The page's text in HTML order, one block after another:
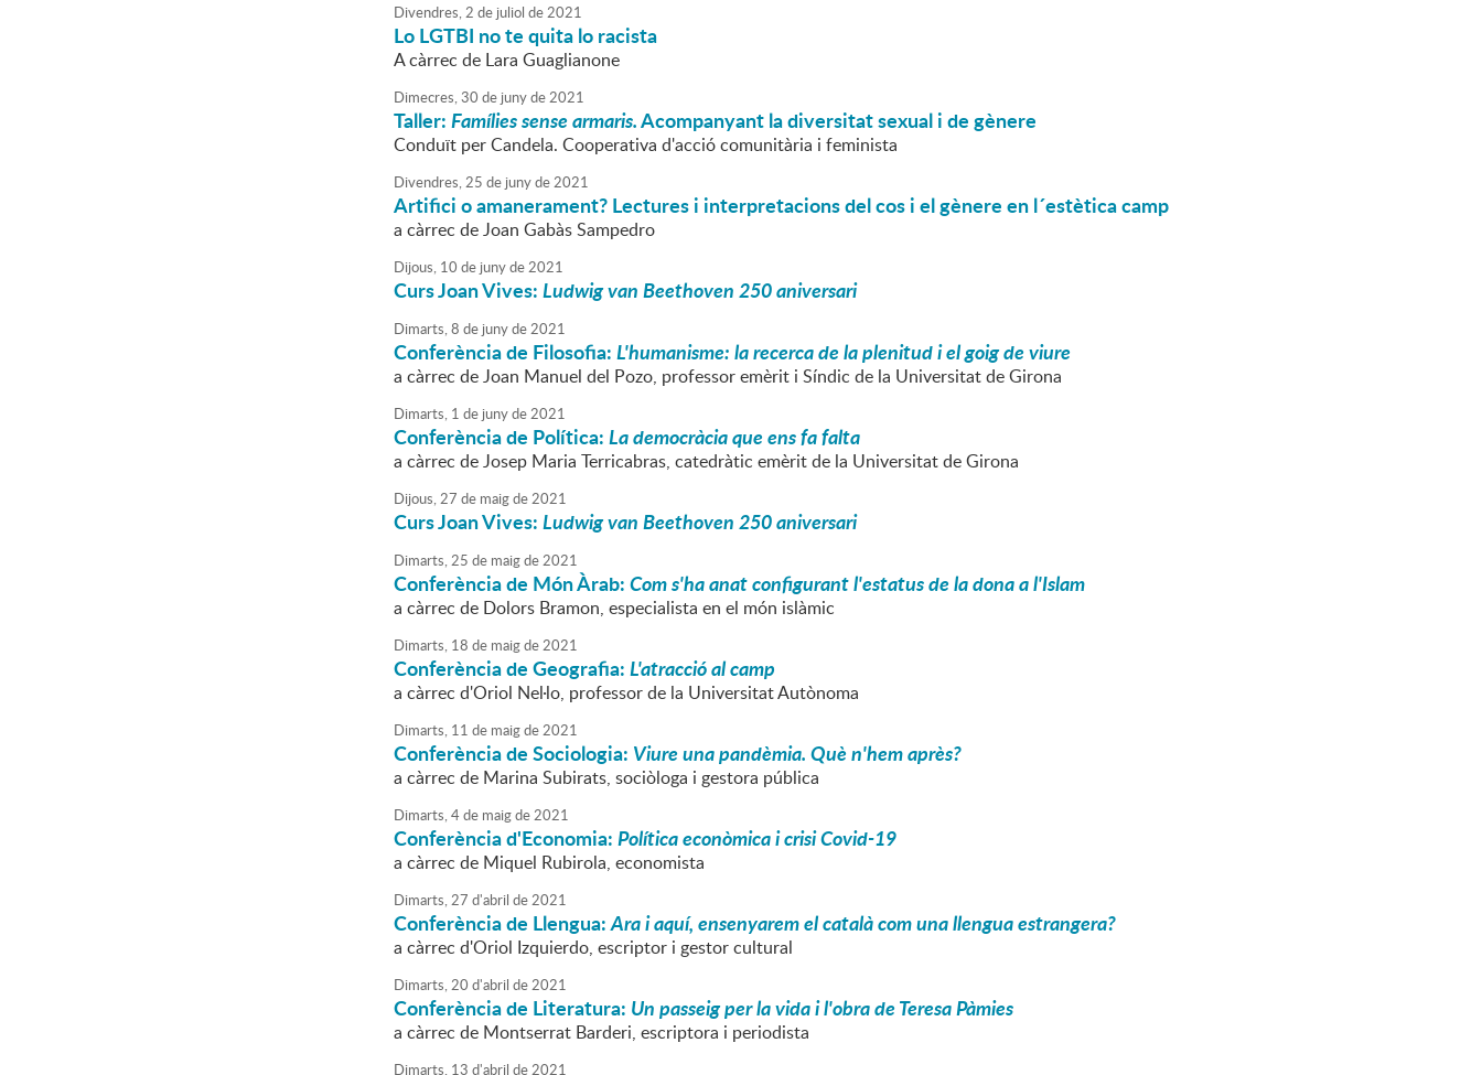
Divendres,2 de juliol de2021
Lo LGTBI no te quita lo racista
A càrrec de Lara Guaglianone
Dimecres,30 de junyde2021
Taller:Famílies sense armaris.Acompanyant la diversitat sexual i de gènere
Conduït per Candela. Cooperativa d'acció comunitària i feminista
Divendres,25 de junyde2021
Artifici o amanerament? Lectures i interpretacions del cos i el gènere en l´estètica camp
a càrrec de Joan Gabàs Sampedro
Dijous, 10 de junyde2021
Curs Joan Vives:Ludwig van Beethoven 250 aniversari
Dimarts,8 de junyde2021
Conferència de Filosofia:L'humanisme: la recerca de la plenitud i el goig de viure
a càrrec de Joan Manuel del Pozo, professor emèrit i Síndic de la Universitat de Girona
Dimarts, 1 de junyde2021
Conferència de Política:La democràcia que ens fa falta
a càrrec de Josep Maria Terricabras, catedràtic emèrit de la Universitat de Girona
Dijous,27 de maigde2021
Curs Joan Vives:Ludwig van Beethoven 250 aniversari
Dimarts,25 de maigde2021
Conferència de Món Àrab:Com s'ha anat configurant l'estatus de la dona a l'Islam
a càrrec de Dolors Bramon, especialista en el món islàmic
Dimarts, 18 de maigde2021
Conferència de Geografia:L'atracció al camp
a càrrec d'Oriol Nel·lo, professor de la Universitat Autònoma
Dimarts, 11 de maigde2021
Conferència de Sociologia: Viure una pandèmia. Què n'hem après?
a càrrec de Marina Subirats, sociòloga i gestora pública
Dimarts,4de maigde2021
Conferència d'Economia:Política econòmica i crisi Covid-19
a càrrec de Miquel Rubirola, economista
Dimarts,27 d'abril de2021
Conferència de Llengua:Ara i aquí, ensenyarem el català com una llengua estrangera?
a càrrec d'Oriol Izquierdo, escriptor i gestor cultural
Dimarts,20 d'abril de2021
Conferència de Literatura: Un passeig per la vida i l'obra de Teresa Pàmies
a càrrec de Montserrat Barderi, escriptora i periodista
Dimarts, 13 d'abril de2021